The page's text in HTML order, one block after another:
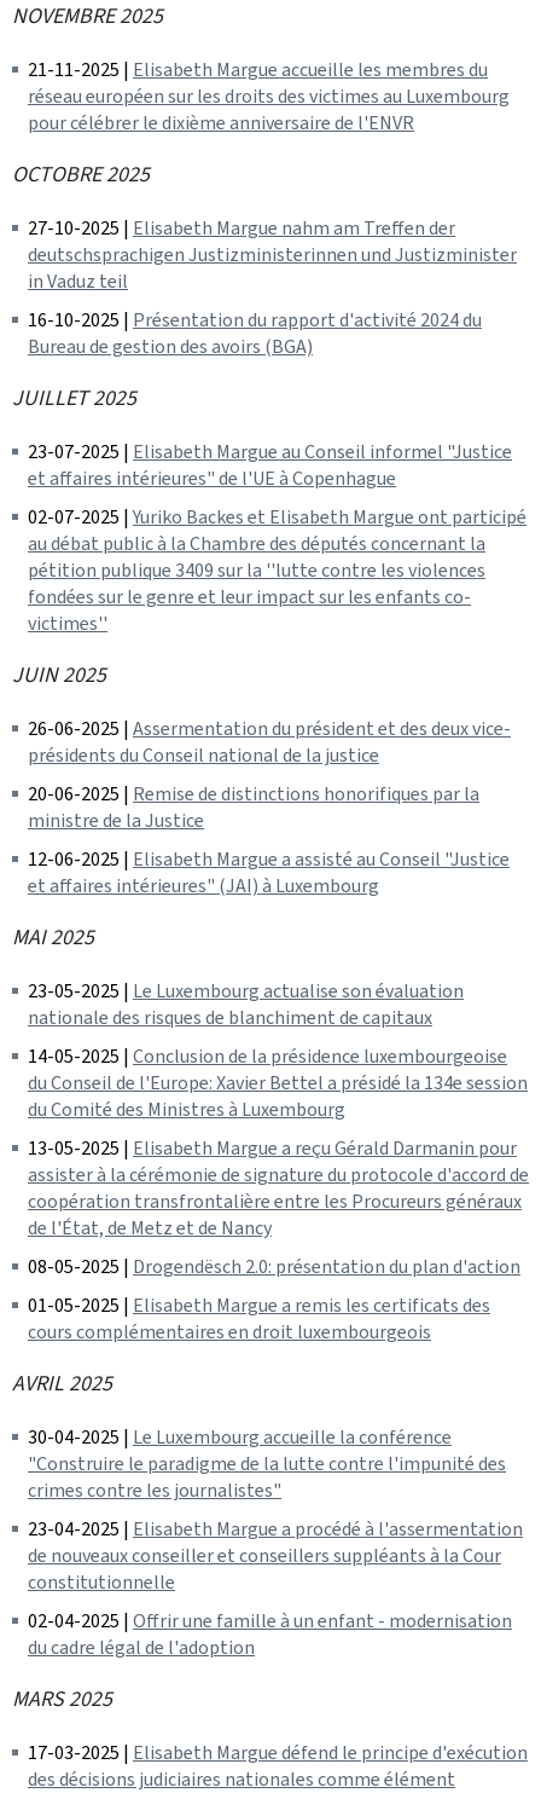
NOVEMBRE 2025
21-11-2025 | Elisabeth Margue accueille les membres du
réseau européen sur les droits des victimes au Luxembourg
pour célébrer le dixième anniversaire de l'ENVR
OCTOBRE 2025
27-10-2025 | Elisabeth Margue nahm am Treffen der
deutschsprachigen Justizministerinnen und Justizminister
in Vaduz teil
16-10-2025 | Présentation du rapport d'activité 2024 du
Bureau de gestion des avoirs (BGA)
JUILLET 2025
23-07-2025 | Elisabeth Margue au Conseil informel "Justice
et affaires intérieures" de l'UE à Copenhague
02-07-2025 |Yuriko Backes et Elisabeth Margue ont participé
au débat public à la Chambre des députés concernant la
pétition publique 3409 sur la ''lutte contre les violences
fondées sur le genre et leur impact sur les enfants co-
victimes''
JUIN 2025
26-06-2025 |Assermentation du président et des deux vice-
présidents du Conseil national de la justice
20-06-2025 | Remise de distinctions honorifiques par la
ministre de la Justice
12-06-2025 | Elisabeth Margue a assisté au Conseil "Justice
et affaires intérieures" (JAI) à Luxembourg
MAI 2025
23-05-2025 | Le Luxembourg actualise son évaluation
nationale des risques de blanchiment de capitaux
14-05-2025 |Conclusion de la présidence luxembourgeoise
du Conseil de l'Europe: Xavier Bettel a présidé la 134e session
du Comité des Ministres à Luxembourg
13-05-2025 | Elisabeth Margue a reçu Gérald Darmanin pour
assister à la cérémonie de signature du protocole d'accord de
coopération transfrontalière entre les Procureurs généraux
de l'État, de Metz et de Nancy
08-05-2025 | Drogendësch 2.0: présentation du plan d'action
01-05-2025 | Elisabeth Margue a remis les certificats des
cours complémentaires en droit luxembourgeois
AVRIL 2025
30-04-2025 | Le Luxembourg accueille la conférence
"Construire le paradigme de la lutte contre l'impunité des
crimes contre les journalistes"
23-04-2025 | Elisabeth Margue a procédé à l'assermentation
de nouveaux conseiller et conseillers suppléants à la Cour
constitutionnelle
02-04-2025 |Offrir une famille à un enfant - modernisation
du cadre légal de l'adoption
MARS 2025
17-03-2025 | Elisabeth Margue défend le principe d'exécution
des décisions judiciaires nationales comme élément